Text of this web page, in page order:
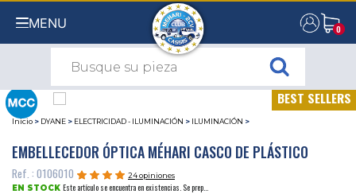
MENU 0
0
BEST SELLERS
Inicio > DYANE > ELECTRICIDAD - ILUMINACIÓN > ILUMINACIÓN >
EMBELLECEDOR ÓPTICA MÉHARI CASCO DE PLÁSTICO
Ref. : 0106010
24 opiniones
EN STOCK Este artículo se encuentra en existencias. Se prep...